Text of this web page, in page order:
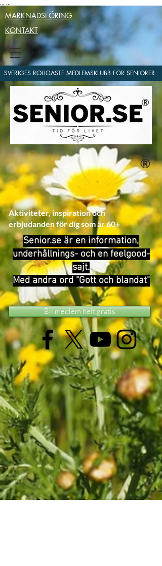
MARKNADSFÖRING
KONTAKT
SVERIGES ROLIGASTE MEDLEMSKLUBB FÖR SENIORER
®
Aktiviteter, inspiration och
erbjudanden för dig som är 60+
Senior.se är en information,
underhållnings- och en feelgood-
sajt.
Med andra ord "Gott och blandat"
Bli medlem helt gratis